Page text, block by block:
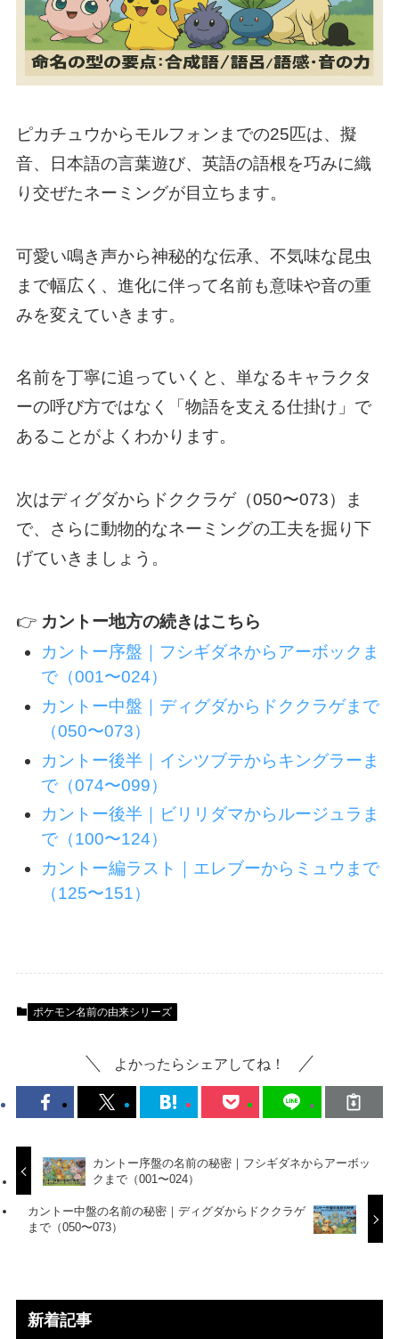
ピカチュウからモルフォンまでの25匹は、擬
音、日本語の言葉遊び、英語の語根を巧みに織
り交ぜたネーミングが目立ちます。
可愛い鳴き声から神秘的な伝承、不気味な昆虫
まで幅広く、進化に伴って名前も意味や音の重
みを変えていきます。
名前を丁寧に追っていくと、単なるキャラクタ
ーの呼び方ではなく「物語を支える仕掛け」で
あることがよくわかります。
次はディグダからドククラゲ（050〜073）ま
で、さらに動物的なネーミングの工夫を掘り下
げていきましょう。
👉 カントー地方の続きはこちら
カントー序盤｜フシギダネからアーボックま
で（001〜024）
カントー中盤｜ディグダからドククラゲまで
（050〜073）
カントー後半｜イシツブテからキングラーま
で（074〜099）
カントー後半｜ビリリダマからルージュラま
で（100〜124）
カントー編ラスト｜エレブーからミュウまで
（125〜151）
ポケモン名前の由来シリーズ
よかったらシェアしてね！
カントー序盤の名前の秘密｜フシギダネからアーボッ
クまで（001〜024）
カントー中盤の名前の秘密｜ディグダからドククラゲ
まで（050〜073）
新着記事